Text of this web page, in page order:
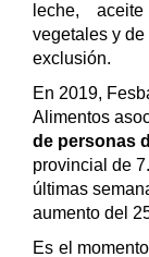
leche,
vegetales y
exclusión.
En 2019,
Alimentos
de personas
provincial de
últimas
aumento del
Es el